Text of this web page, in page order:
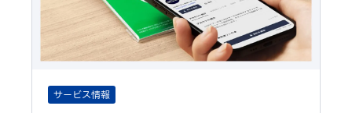
サービス情報